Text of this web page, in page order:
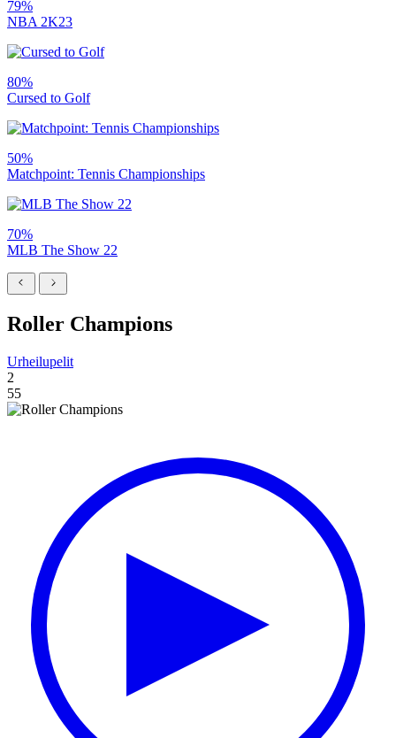
79%
NBA 2K23
80%
Cursed to Golf
50%
Matchpoint: Tennis Championships
70%
MLB The Show 22
Roller Champions
Urheilupelit
2
55